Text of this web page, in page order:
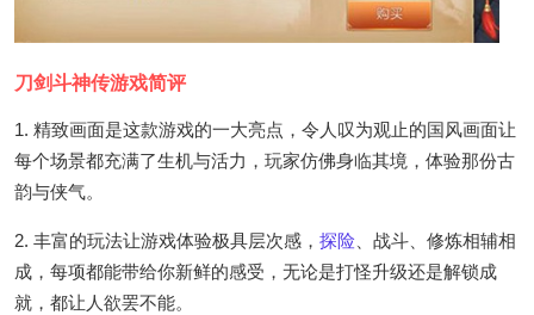
刀剑斗神传游戏简评
1. 精致画面是这款游戏的一大亮点，令人叹为观止的国风画面让
每个场景都充满了生机与活力，玩家仿佛身临其境，体验那份古
韵与侠气。
2. 丰富的玩法让游戏体验极具层次感， 探险 、战斗、修炼相辅相
成，每项都能带给你新鲜的感受，无论是打怪升级还是解锁成
就，都让人欲罢不能。